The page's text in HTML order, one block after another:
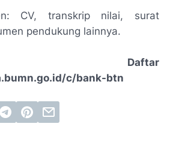
CV, transkrip nilai, surat
pendukung lainnya.
Daftar
c/bank-btn